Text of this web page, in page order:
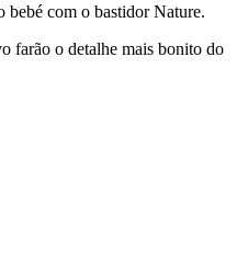
bebé com o bastidor Nature.
farão o detalhe mais bonito do